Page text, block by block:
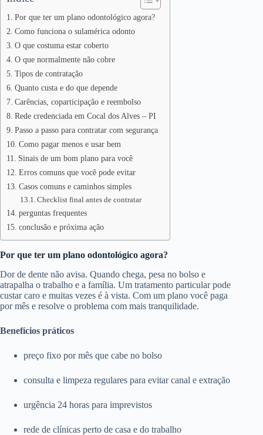
Por que ter um plano odontológico agora?
Como funciona o sulamérica odonto
O que costuma estar coberto
O que normalmente não cobre
Tipos de contratação
Quanto custa e do que depende
Carências, coparticipação e reembolso
Rede credenciada em Cocal dos Alves – PI
Passo a passo para contratar com segurança
Como pagar menos e usar bem
Sinais de um bom plano para você
Erros comuns que você pode evitar
Casos comuns e caminhos simples
Checklist final antes de contratar
perguntas frequentes
conclusão e próxima ação
Por que ter um plano odontológico agora?
Dor de dente não avisa. Quando chega, pesa no bolso e
atrapalha o trabalho e a família. Um tratamento particular pode
custar caro e muitas vezes é à vista. Com um plano você paga
por mês e resolve o problema com mais tranquilidade.
Benefícios práticos
preço fixo por mês que cabe no bolso
consulta e limpeza regulares para evitar canal e extração
urgência 24 horas para imprevistos
rede de clínicas perto de casa e do trabalho